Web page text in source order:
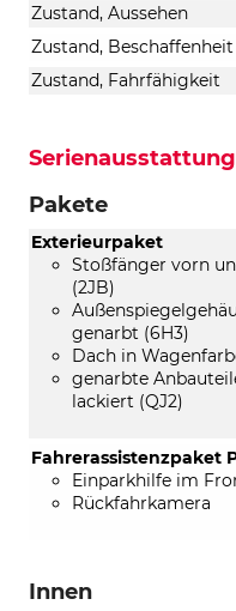
Zustand, Aussehen
Zustand, Beschaffenheit
Zustand, Fahrfähigkeit
Pakete
Exterieurpaket
Stoßfänger vorn
(2JB)
genarbt (6H3)
Dach in
genarbte
lackiert (QJ2)
Fahrerassistenzpaket
Einparkhilfe im
Rückfahrkamera
Innen